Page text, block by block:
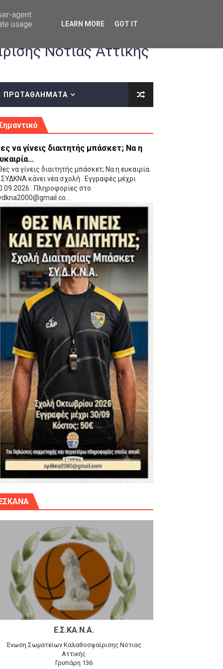
οδηγίες επί του ΚΑΝΟΝΙΣΜΟΥ ΕΓΓΡΑΦΩΝ-ΜΕΤΑΓΡΑΦΩΝ ΤΗΣ
(VIDEO)
-ΕΘΝΙΚΟΣ ΛΑΓΥΝΩΝ
- Στον τελικό με Ερμή Αργ. νίκησε 72-54 το Πέρα
-ΠΕΡΑ (21.30)
στην Ένωση
-20 77-69 την φοβερή Προοδευτική
Δημητρίου την Κυριακή 14.6.26
Προφήτη Ηλία 78-74 στα Καμίνια
Νότιας Αττικής
ΠΡΩΤΑΘΛΗΜΑΤΑ
να γίνεις διαιτητής μπάσκετ; Να η
να γίνεις διαιτητής μπάσκετ; Να η ευκαιρία.
κάνει νέα σχολή . Εγγραφές μέχρι
. Πληροφορίες στο
Ε.Σ.ΚΑ.Ν.Α.
Ένωση Σωματείων Καλαθοσφαίρισης Νότιας
Αττικής
Γρυπάρη 136
agent
usage
LEARN MORE GOT IT